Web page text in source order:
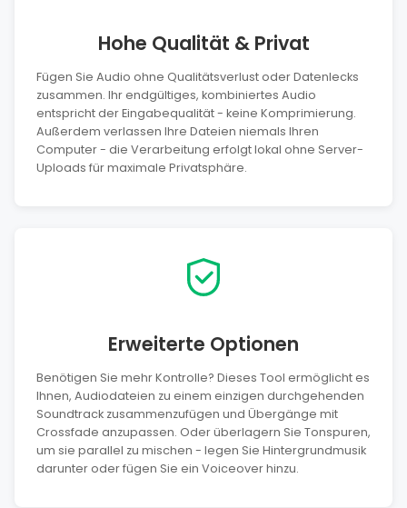
Hohe Qualität & Privat
Fügen Sie Audio ohne Qualitätsverlust oder Datenlecks
zusammen. Ihr endgültiges, kombiniertes Audio
entspricht der Eingabequalität - keine Komprimierung.
Außerdem verlassen Ihre Dateien niemals Ihren
Computer - die Verarbeitung erfolgt lokal ohne Server-
Uploads für maximale Privatsphäre.
Erweiterte Optionen
Benötigen Sie mehr Kontrolle? Dieses Tool ermöglicht es
Ihnen, Audiodateien zu einem einzigen durchgehenden
Soundtrack zusammenzufügen und Übergänge mit
Crossfade anzupassen. Oder überlagern Sie Tonspuren,
um sie parallel zu mischen - legen Sie Hintergrundmusik
darunter oder fügen Sie ein Voiceover hinzu.